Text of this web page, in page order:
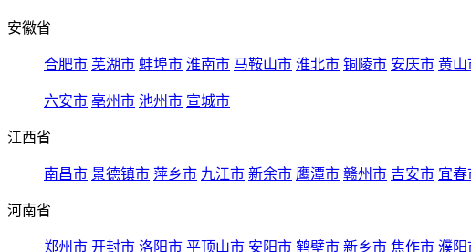
安徽省
合肥市 芜湖市 蚌埠市 淮南市 马鞍山市 淮北市 铜陵市 安庆市 黄山
六安市 亳州市 池州市 宣城市
江西省
南昌市 景德镇市 萍乡市 九江市 新余市 鹰潭市 赣州市 吉安市 宜春
河南省
郑州市 开封市 洛阳市 平顶山市 安阳市 鹤壁市 新乡市 焦作市 濮阳